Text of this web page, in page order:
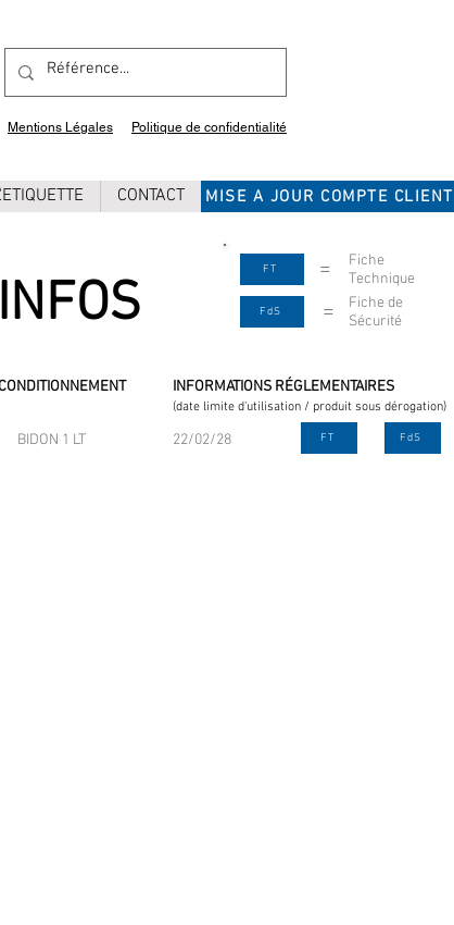
Mentions Légales Politique de confidentialité
CONTACT MISE A JOUR COMPTE CLIENT
FT =
Fiche
Technique
FdS =
Fiche de
Sécurité
CONDITIONNEMENT INFORMATIONS RÉGLEMENTAIRES
(date limite d'utilisation / produit sous dérogation)
BIDON 1 LT 22/02/28 FT FdS